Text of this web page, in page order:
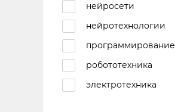
нейросети
нейротехнологии
программирование
робототехника
электротехника